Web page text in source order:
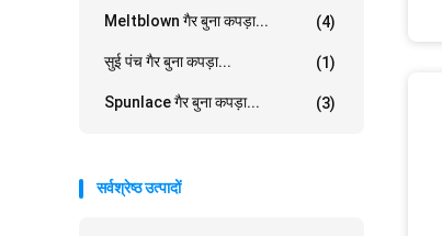
Meltblown गैर बुना कपड़ा... (4)
सुई पंच गैर बुना कपड़ा... (1)
Spunlace गैर बुना कपड़ा... (3)
सर्वश्रेष्ठ उत्पादों